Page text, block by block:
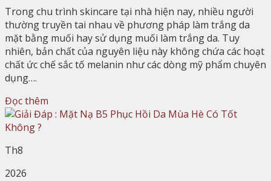
Trong chu trình skincare tại nhà hiện nay, nhiều người
thường truyền tai nhau về phương pháp làm trắng da
mặt bằng muối hay sử dụng muối làm trắng da. Tuy
nhiên, bản chất của nguyên liệu này không chứa các hoạt
chất ức chế sắc tố melanin như các dòng mỹ phẩm chuyên
dụng….
Đọc thêm
Th8
2026